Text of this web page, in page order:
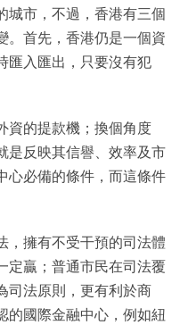
城市，不過，香港有三個
。首先，香港仍是一個資
匯入匯出，只要沒有犯
資的提款機；換個角度
是反映其信譽、效率及市
心必備的條件，而這條件
，擁有不受干預的司法體
定贏；普通市民在司法覆
司法原則，更有利於商
的國際金融中心，例如紐